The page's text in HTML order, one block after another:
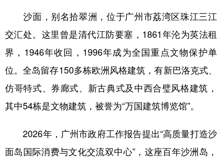
四川 贵州 云南 西藏
陕西 甘肃 青海 宁夏
内蒙古 黑龙江
Русский язык 日本語 한국어
沙面，别名拾翠洲，位于广州市荔湾区珠江三江
交汇处。这里曾是清代江防要塞，1861年沦为英法租
界，1946年收回，1996年成为全国重点文物保护单
位。全岛留存150多栋欧洲风格建筑，有新巴洛克式、
仿哥特式、券廊式、新古典式及中西合璧风格建筑，
其中54栋是文物建筑，被誉为“万国建筑博览馆”。
2026年，广州市政府工作报告提出“高质量打造沙
面岛国际消费与文化交流双中心”，这座百年沙洲岛，